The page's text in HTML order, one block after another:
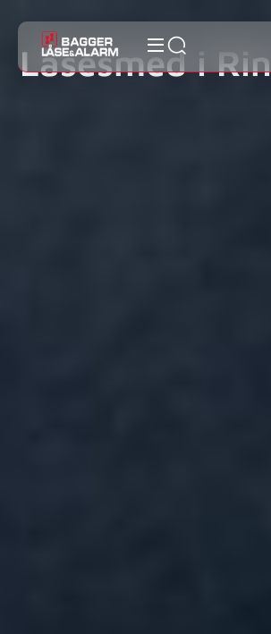
Låsesmed i